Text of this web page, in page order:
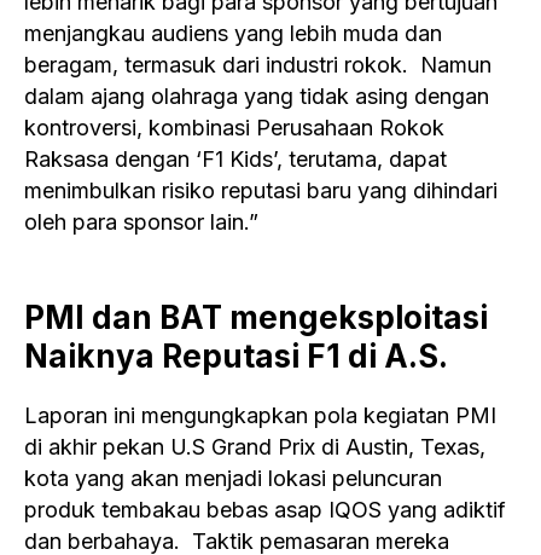
menjangkau audiens yang lebih muda dan
beragam, termasuk dari industri rokok. Namun
dalam ajang olahraga yang tidak asing dengan
kontroversi, kombinasi Perusahaan Rokok
Raksasa dengan ‘F1 Kids’, terutama, dapat
menimbulkan risiko reputasi baru yang dihindari
oleh para sponsor lain.”
PMI dan BAT mengeksploitasi
Naiknya Reputasi F1 di A.S.
Laporan ini mengungkapkan pola kegiatan PMI
di akhir pekan U.S Grand Prix di Austin, Texas,
kota yang akan menjadi lokasi peluncuran
produk tembakau bebas asap IQOS yang adiktif
dan berbahaya. Taktik pemasaran mereka